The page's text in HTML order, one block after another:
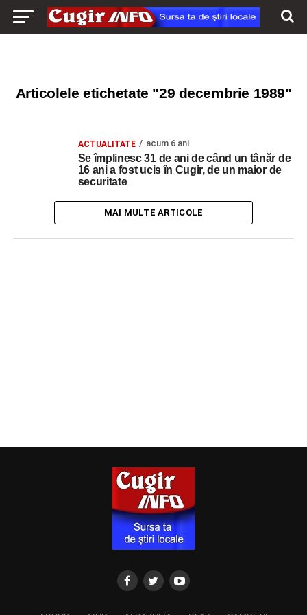
Articolele etichetate "29 decembrie 1989"
ACTUALITATE acum 6 ani
Se împlinesc 31 de ani de când un tânăr de
16 ani a fost ucis în Cugir, de un maior de
securitate
MAI MULTE ARTICOLE